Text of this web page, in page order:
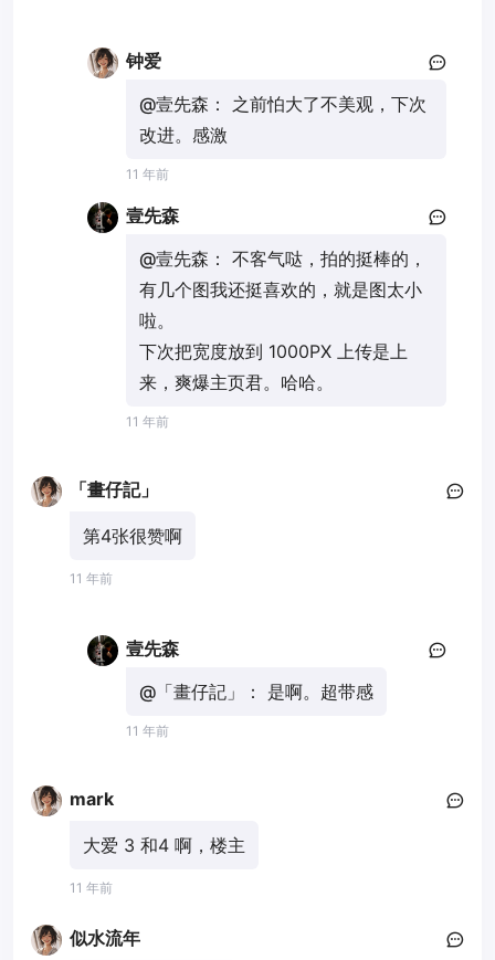
钟爱
@壹先森：
之前怕大了不美观，下次
改进。感激
11 年前
壹先森
@壹先森： 不客气哒，拍的挺棒的，
有几个图我还挺喜欢的，就是图太小
啦。
下次把宽度放到 1000PX 上传是上
来，爽爆主页君。哈哈。
11 年前
「畫仔記」
第4张很赞啊
11 年前
壹先森
@「畫仔記」：
是啊。超带感
11 年前
mark
大爱 3 和4 啊，楼主
11 年前
似水流年